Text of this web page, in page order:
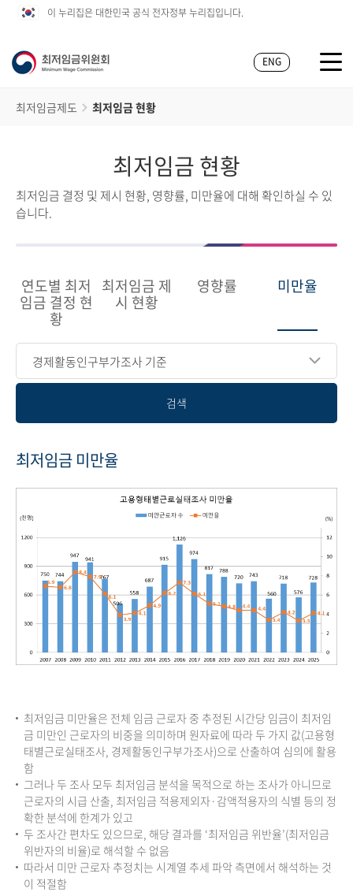
이 누리집은 대한민국 공식 전자정부 누리집입니다.
ENG
최저임금제도 최저임금 현황
최저임금 현황
최저임금 결정 및 제시 현황, 영향률, 미만율에 대해 확인하실 수 있
습니다.
연도별 최저
임금 결정 현
황
최저임금 제
시 현황
영향률 미만율
경제활동인구부가조사 기준
검색
최저임금 미만율
최저임금 미만율은 전체 임금 근로자 중 추정된 시간당 임금이 최저임
금 미만인 근로자의 비중을 의미하며 원자료에 따라 두 가지 값(고용형
태별근로실태조사, 경제활동인구부가조사)으로 산출하여 심의에 활용
함
그러나 두 조사 모두 최저임금 분석을 목적으로 하는 조사가 아니므로
근로자의 시급 산출, 최저임금 적용제외자·감액적용자의 식별 등의 정
확한 분석에 한계가 있고
두 조사간 편차도 있으므로, 해당 결과를 ‘최저임금 위반율’(최저임금
위반자의 비율)로 해석할 수 없음
따라서 미만 근로자 추정치는 시계열 추세 파악 측면에서 해석하는 것
이 적절함